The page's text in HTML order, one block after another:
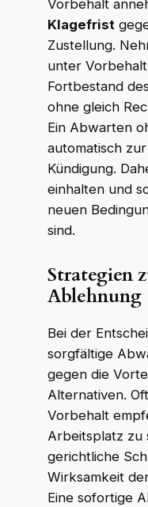
Vorbehalt
Klagefrist
Zustellung.
unter
Fortbestand
ohne gleich
Ein Abwarten
automatisch
Kündigung.
einhalten und
neuen
sind.
Strategien
Ablehnung
Bei der
sorgfältige
gegen die
Alternativen.
Vorbehalt
Arbeitsplatz zu
gerichtliche
Wirksamkeit
Eine sofortige